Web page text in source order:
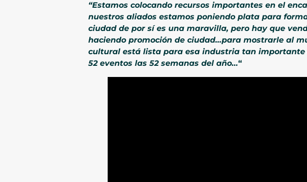
“Estamos colocando recursos importantes en el
nuestros aliados estamos poniendo plata para
ciudad de por sí es una maravilla, pero hay que
haciendo promoción de ciudad…para mostrarle al
cultural está lista para esa industria tan importante
52 eventos las 52 semanas del año…“